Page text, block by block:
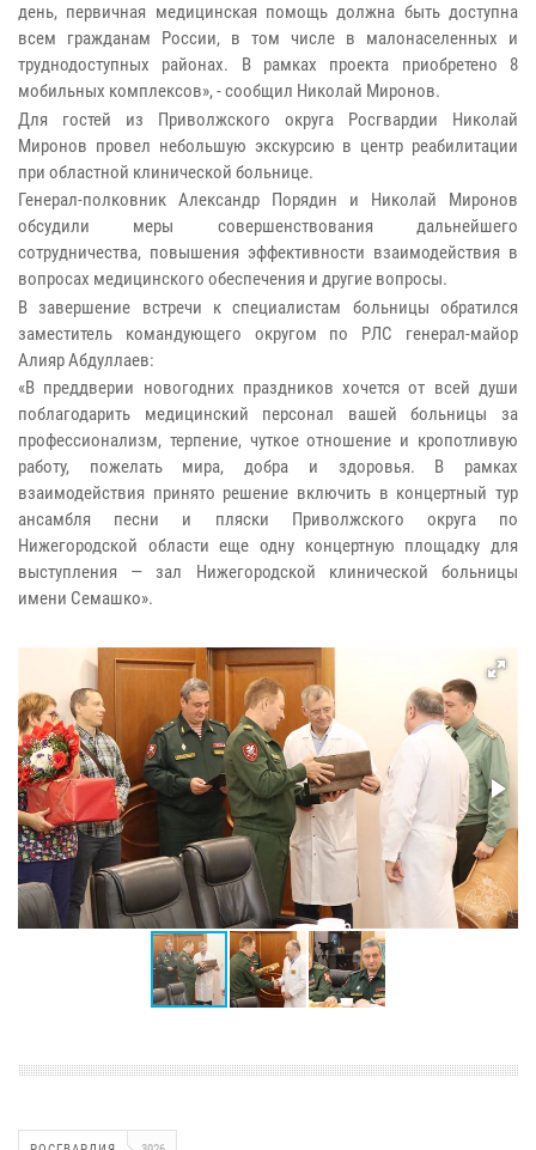
день, первичная медицинская помощь должна быть доступна
всем гражданам России, в том числе в малонаселенных и
труднодоступных районах. В рамках проекта приобретено 8
мобильных комплексов», - сообщил Николай Миронов.
Для гостей из Приволжского округа Росгвардии Николай
Миронов провел небольшую экскурсию в центр реабилитации
при областной клинической больнице.
Генерал-полковник Александр Порядин и Николай Миронов
обсудили меры совершенствования дальнейшего
сотрудничества, повышения эффективности взаимодействия в
вопросах медицинского обеспечения и другие вопросы.
В завершение встречи к специалистам больницы обратился
заместитель командующего округом по РЛС генерал-майор
Алияр Абдуллаев:
«В преддверии новогодних праздников хочется от всей души
поблагодарить медицинский персонал вашей больницы за
профессионализм, терпение, чуткое отношение и кропотливую
работу, пожелать мира, добра и здоровья. В рамках
взаимодействия принято решение включить в концертный тур
ансамбля песни и пляски Приволжского округа по
Нижегородской области еще одну концертную площадку для
выступления — зал Нижегородской клинической больницы
имени Семашко».